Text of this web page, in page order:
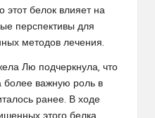
этот белок влияет на
перспективы для
методов лечения.
Лю подчеркнула, что
более важную роль в
ранее. В ходе
этого белка,